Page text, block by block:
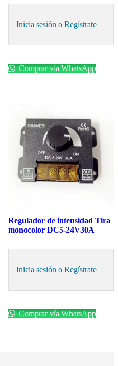
Inicia sesión o Regístrate
Comprar vía WhatsApp
Regulador de intensidad Tira
monocolor DC5-24V30A
Inicia sesión o Regístrate
Comprar vía WhatsApp